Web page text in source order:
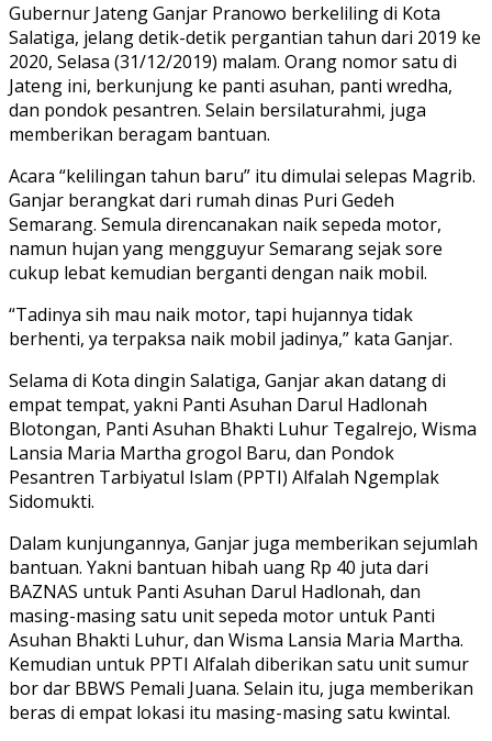
Gubernur Jateng Ganjar Pranowo berkeliling di Kota
Salatiga, jelang detik-detik pergantian tahun dari 2019 ke
2020, Selasa (31/12/2019) malam. Orang nomor satu di
Jateng ini, berkunjung ke panti asuhan, panti wredha,
dan pondok pesantren. Selain bersilaturahmi, juga
memberikan beragam bantuan.
Acara “kelilingan tahun baru” itu dimulai selepas Magrib.
Ganjar berangkat dari rumah dinas Puri Gedeh
Semarang. Semula direncanakan naik sepeda motor,
namun hujan yang mengguyur Semarang sejak sore
cukup lebat kemudian berganti dengan naik mobil.
“Tadinya sih mau naik motor, tapi hujannya tidak
berhenti, ya terpaksa naik mobil jadinya,” kata Ganjar.
Selama di Kota dingin Salatiga, Ganjar akan datang di
empat tempat, yakni Panti Asuhan Darul Hadlonah
Blotongan, Panti Asuhan Bhakti Luhur Tegalrejo, Wisma
Lansia Maria Martha grogol Baru, dan Pondok
Pesantren Tarbiyatul Islam (PPTI) Alfalah Ngemplak
Sidomukti.
Dalam kunjungannya, Ganjar juga memberikan sejumlah
bantuan. Yakni bantuan hibah uang Rp 40 juta dari
BAZNAS untuk Panti Asuhan Darul Hadlonah, dan
masing-masing satu unit sepeda motor untuk Panti
Asuhan Bhakti Luhur, dan Wisma Lansia Maria Martha.
Kemudian untuk PPTI Alfalah diberikan satu unit sumur
bor dar BBWS Pemali Juana. Selain itu, juga memberikan
beras di empat lokasi itu masing-masing satu kwintal.